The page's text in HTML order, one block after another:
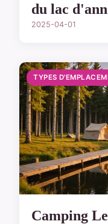
du lac
2025-04-01
TYPES
Camping